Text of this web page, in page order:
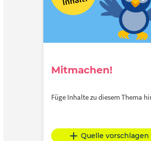
Mitmachen!
Füge Inhalte zu diesem Thema
Quelle vorschlagen